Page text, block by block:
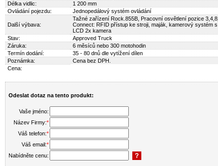
Délka vidlic:
1 200 mm
Ovládání pojezdu:
Jednopedálový systém ovládání
Další výbava:
Tažné zařízení Rock.855B, Pracovní osvětlení pozice 3,4,8,
Connect: RFID přístup ke stroji, maják, kamerový systém s
LCD 2x kamera
Stav:
Approved Truck
Záruka:
6 měsíců nebo 300 motohodin
Termín dodání:
35 - 80 dnů dle vytížení dílen
Poznámka:
Cena bez DPH.
Cena:
Odeslat dotaz na tento produkt:
Vaše jméno:
Název Firmy:*
Váš telefon:*
Váš email:*
Nabídněte cenu: